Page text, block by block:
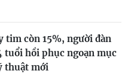
tim còn 15%, người đàn
tuổi hồi phục ngoạn mục
thuật mới